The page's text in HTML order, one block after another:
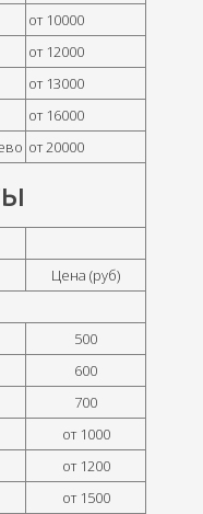
от 10000
от 12000
от 13000
от 16000
от 20000
Цена (руб)
500
600
700
от 1000
от 1200
от 1500